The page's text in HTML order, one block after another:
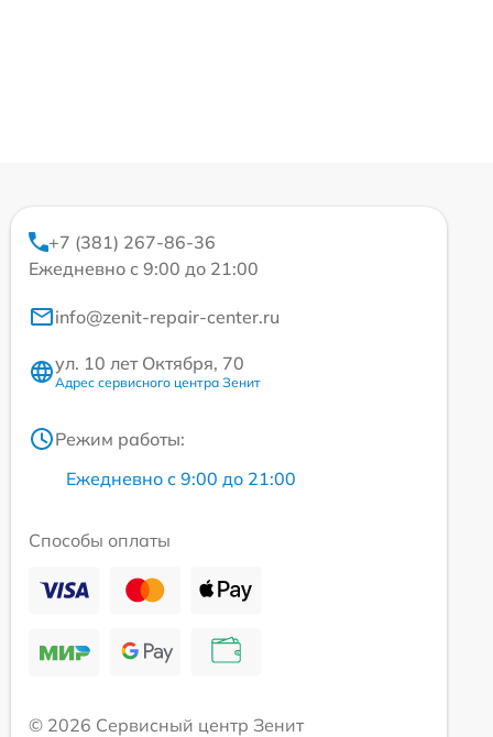
+7 (381) 267-86-36
Ежедневно с 9:00 до 21:00
info@zenit-repair-center.ru
ул. 10 лет Октября, 70
Адрес сервисного центра Зенит
Режим работы:
Ежедневно с 9:00 до 21:00
Способы оплаты
© 2026 Сервисный центр Зенит